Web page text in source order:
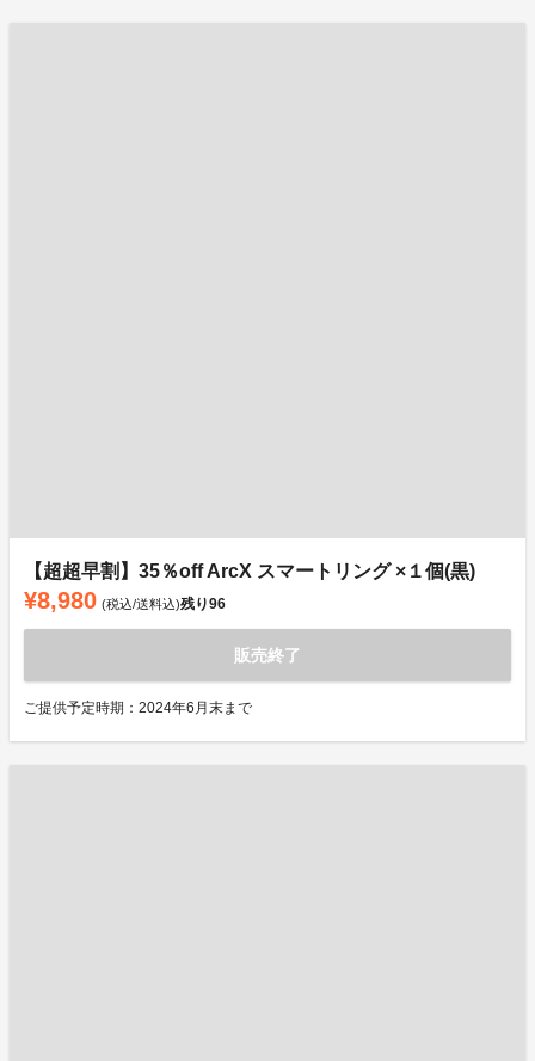
【超超早割】35％off ArcX スマートリング ×１個(黒)
¥8,980 (税込/送料込)残り96
販売終了
ご提供予定時期：2024年6月末まで